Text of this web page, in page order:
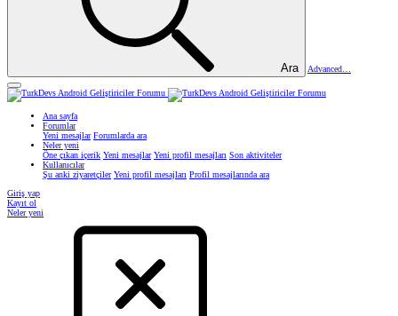
Ara Advanced…
Ana sayfa
Forumlar
Yeni mesajlar Forumlarda ara
Neler yeni
Öne çıkan içerik Yeni mesajlar Yeni profil mesajları Son aktiviteler
Kullanıcılar
Şu anki ziyaretçiler Yeni profil mesajları Profil mesajlarında ara
Giriş yap
Kayıt ol
Neler yeni